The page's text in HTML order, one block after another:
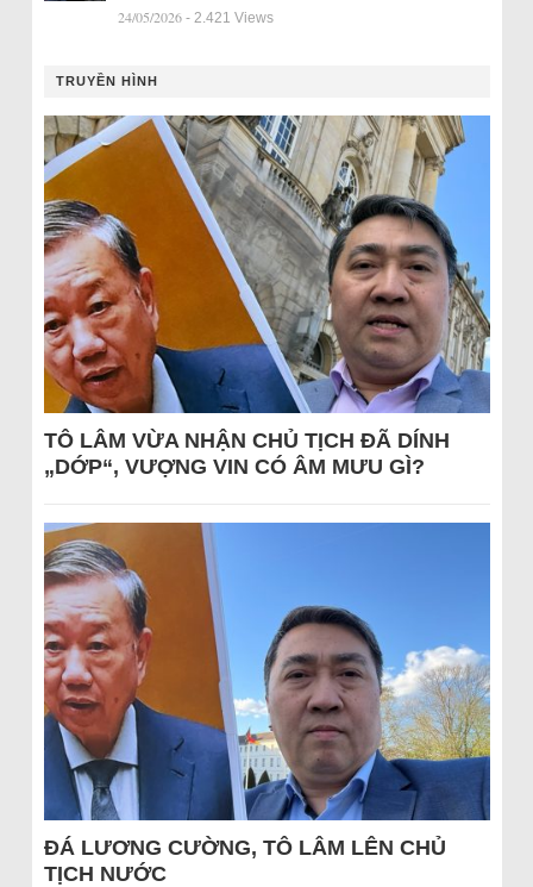
24/05/2026 - 2.421 Views
TRUYỀN HÌNH
TÔ LÂM VỪA NHẬN CHỦ TỊCH ĐÃ DÍNH
„DỚP“, VƯỢNG VIN CÓ ÂM MƯU GÌ?
ĐÁ LƯƠNG CƯỜNG, TÔ LÂM LÊN CHỦ
TỊCH NƯỚC